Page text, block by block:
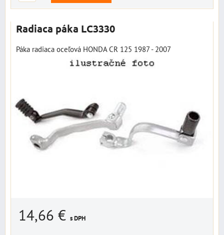
Radiaca páka LC3330
Páka radiaca oceľová HONDA CR 125 1987 - 2007
14,66 € s DPH